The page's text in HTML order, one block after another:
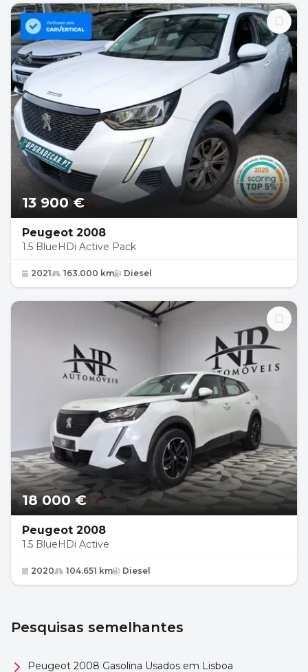
13 900 €
Peugeot 2008
1.5 BlueHDi Active Pack
2021 163.000 km Diesel
18 000 €
Peugeot 2008
1.5 BlueHDi Active
2020 104.651 km Diesel
Pesquisas semelhantes
Peugeot 2008 Gasolina Usados em Lisboa